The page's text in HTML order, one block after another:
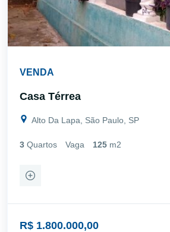
VENDA
Casa Térrea
Alto Da Lapa, São Paulo, SP
3 Quartos Vaga 125 m2
R$ 1.800.000,00